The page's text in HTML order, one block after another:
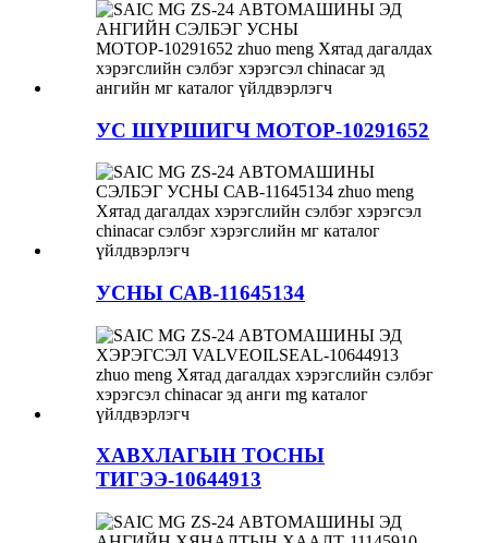
УС ШҮРШИГЧ МОТОР-10291652
УСНЫ САВ-11645134
ХАВХЛАГЫН ТОСНЫ
ТИГЭЭ-10644913